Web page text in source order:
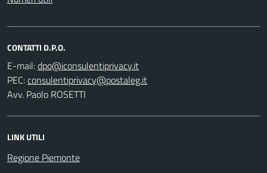
CONTATTI D.P.O.
E-mail:
PEC:
Avv. Paolo ROSETTI
LINK UTILI
Regione Piemonte